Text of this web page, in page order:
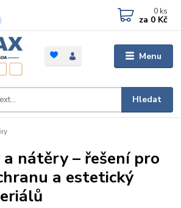
Menu
Hledat
0 ks
za 0 Kč
nátěry – řešení pro
a estetický